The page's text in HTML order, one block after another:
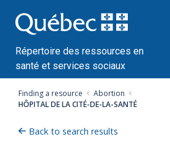
au
contenu
Répertoire des ressources en
santé et services sociaux
Finding a resource
Abortion
HÔPITAL DE LA CITÉ-DE-LA-SANTÉ
Back to search results